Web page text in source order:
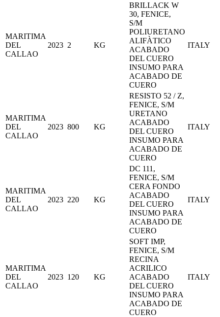
MARITIMA
DEL
CALLAO
2023 2 KG
BRILLACK W
30, FENICE,
S/M
POLIURETANO
ALIFÀTICO
ACABADO
DEL CUERO
INSUMO PARA
ACABADO DE
CUERO
ITALY
MARITIMA
DEL
CALLAO
2023 800 KG
RESISTO 52 / Z,
FENICE, S/M
URETANO
ACABADO
DEL CUERO
INSUMO PARA
ACABADO DE
CUERO
ITALY
MARITIMA
DEL
CALLAO
2023 220 KG
DC 111,
FENICE, S/M
CERA FONDO
ACABADO
DEL CUERO
INSUMO PARA
ACABADO DE
CUERO
ITALY
MARITIMA
DEL
CALLAO
2023 120 KG
SOFT IMP,
FENICE, S/M
RECINA
ACRILICO
ACABADO
DEL CUERO
INSUMO PARA
ACABADO DE
CUERO
ITALY